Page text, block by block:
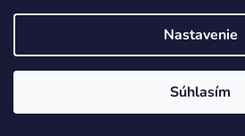
Nastavenie
Súhlasím